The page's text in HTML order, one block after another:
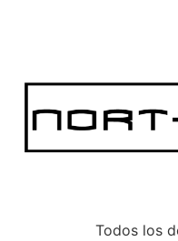
Todos los